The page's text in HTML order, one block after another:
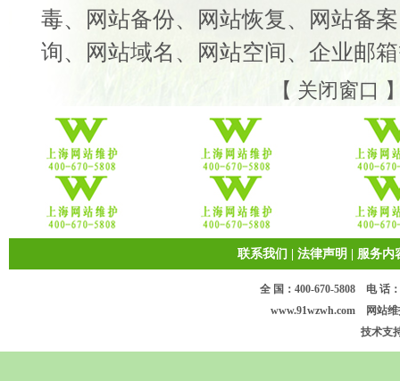
毒、 网站备份、 网站恢复、 网站备案
询、 网站域名 、 网站空间 、 企业邮箱
【 关闭窗口
联系我们 法律声明 服务内
全 国：400-670-5808 电 话
www.91wzwh.com 网站
技术支